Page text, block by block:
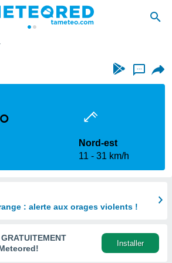
...
Nord-est
11
31 km/h
: alerte aux orages violents !
GRATUITEMENT
Installer